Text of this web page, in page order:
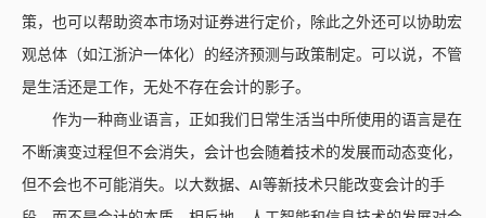
策，也可以帮助资本市场对证券进行定价，除此之外还可以协助宏
观总体（如江浙沪一体化）的经济预测与政策制定。可以说，不管
是生活还是工作，无处不存在会计的影子。
作为一种商业语言，正如我们日常生活当中所使用的语言是在
不断演变过程但不会消失，会计也会随着技术的发展而动态变化，
但不会也不可能消失。以大数据、 AI 等新技术只能改变会计的手